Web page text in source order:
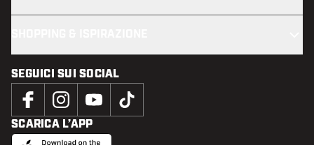
SEGUICI SUI SOCIAL
SCARICA L’APP